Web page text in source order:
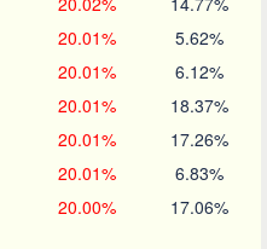
20.01% 5.62%
20.01% 6.12%
20.01% 18.37%
20.01% 17.26%
20.01% 6.83%
20.00% 17.06%